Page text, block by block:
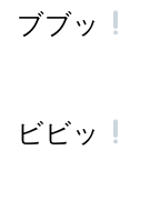
ブブッ
ビビッ